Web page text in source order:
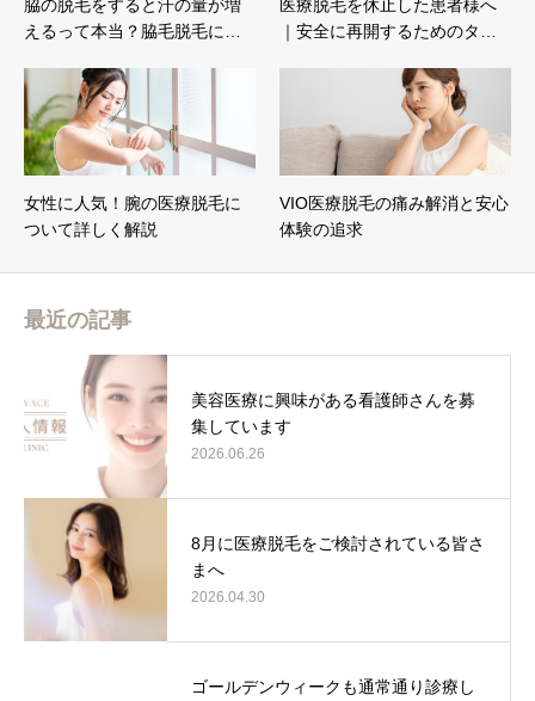
脇の脱毛をすると汗の量が増
えるって本当？脇毛脱毛に…
医療脱毛を休止した患者様へ
｜安全に再開するためのタ…
女性に人気！腕の医療脱毛に
ついて詳しく解説
VIO医療脱毛の痛み解消と安心
体験の追求
最近の記事
美容医療に興味がある看護師さんを募
集しています
2026.06.26
8月に医療脱毛をご検討されている皆さ
まへ
2026.04.30
ゴールデンウィークも通常通り診療し